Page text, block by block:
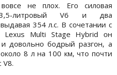
не плох. Его силовая
3,5-литровый V6 и два
354 л.с. В сочетании с
Lexus Multi Stage Hybrid он
довольно бодрый разгон, а
8 л на 100 км, что почти
V8.